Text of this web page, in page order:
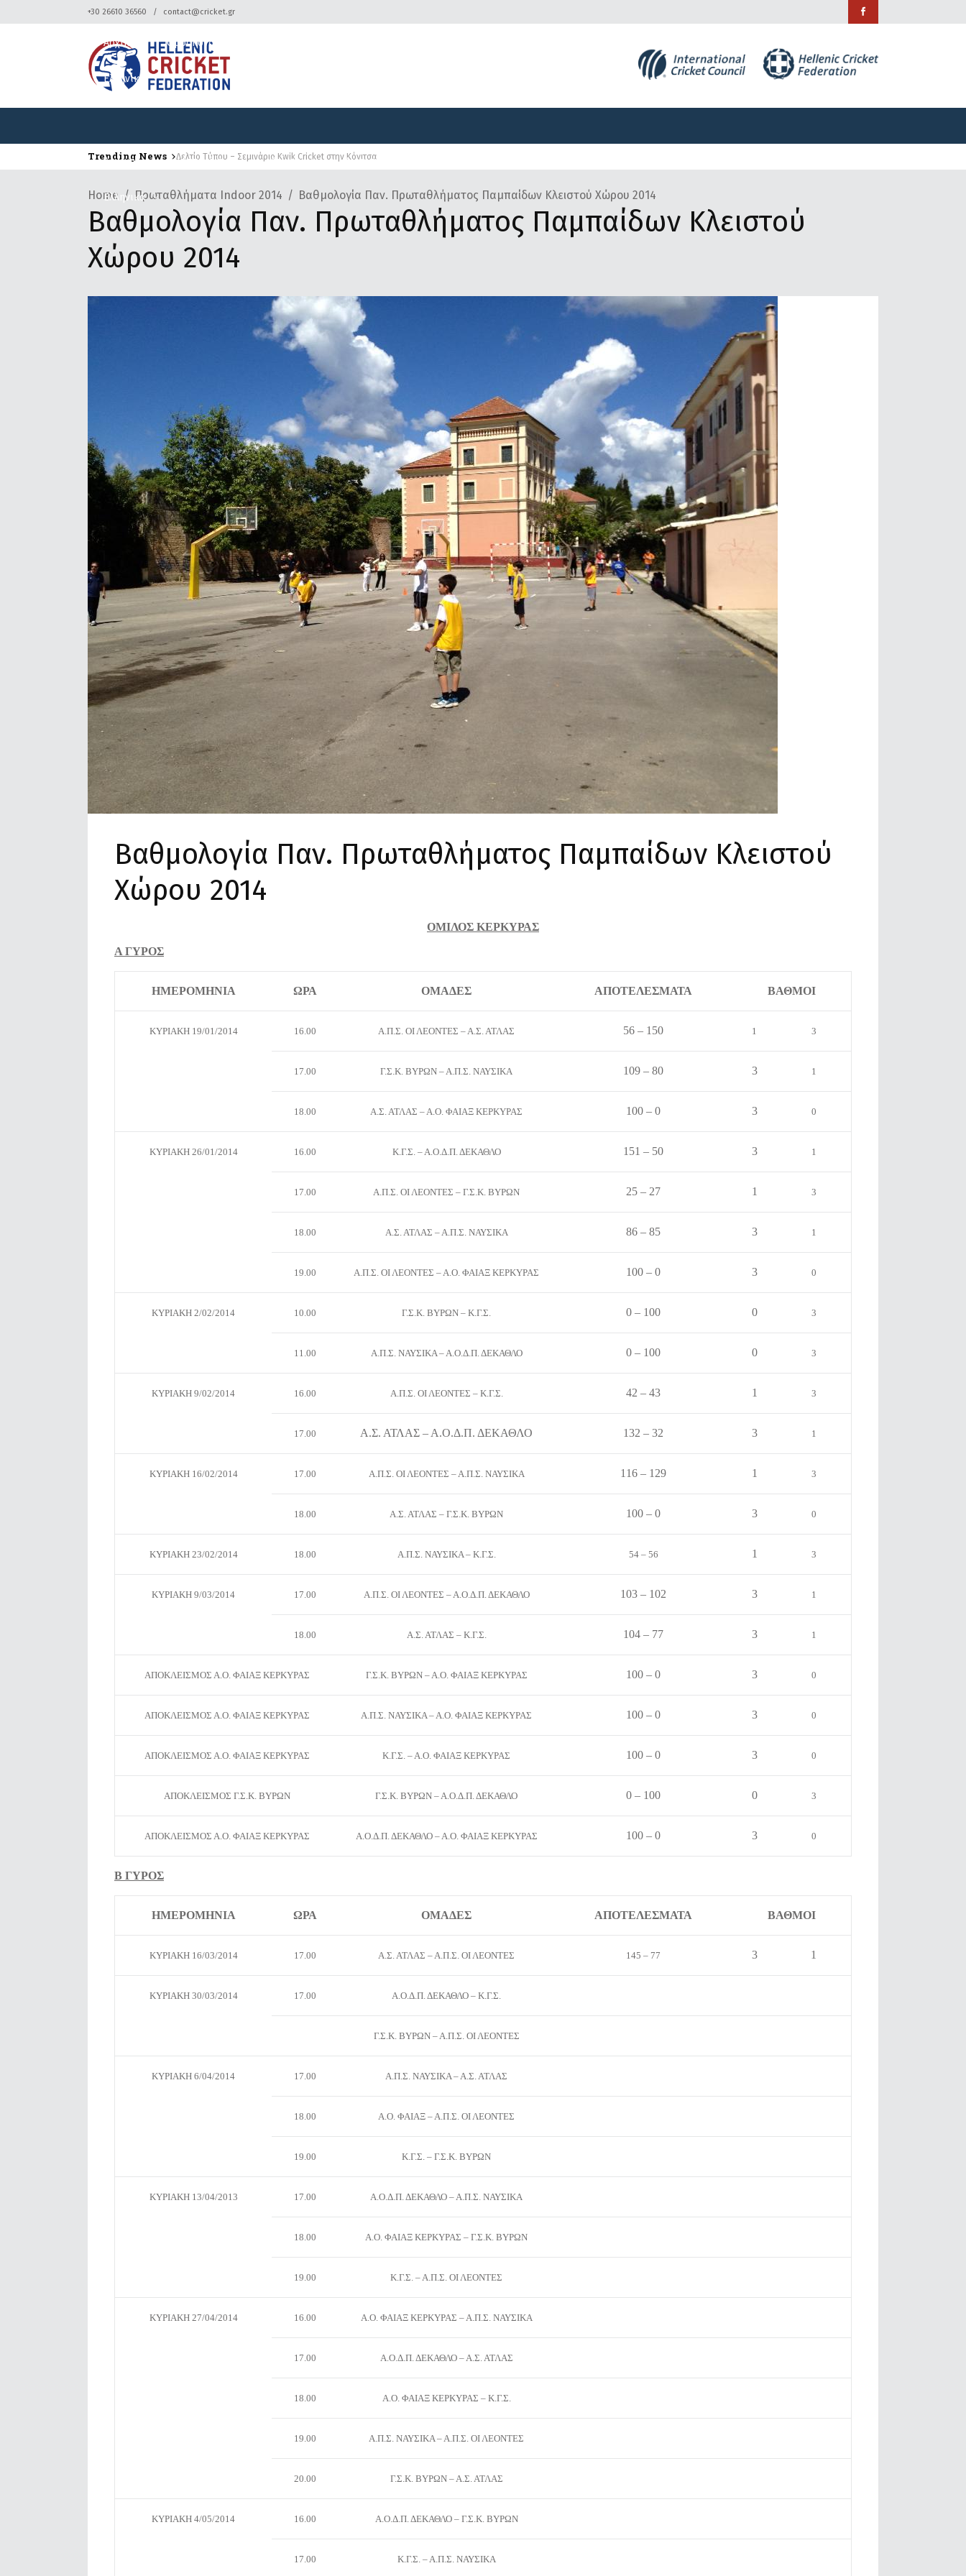
+30 26610 36560 contact@cricket.gr
Αρχική Ομοσπονδία Κρίκετ Διοργανώσεις
Ελληνικά
Αρχική Ομοσπονδία
Ελληνικά
Trending News Δελτίο Τύπου – Σεμινάριο Kwik Cricket στην Κόνιτσα
Δελτίο Τύπου – Τουρνουά Κρίκετ
Home Πρωταθλήματα Indoor 2014 Βαθμολογία Παν. Πρωταθλήματος Παμπαίδων Κλειστού Χώρου 2014
Βαθμολογία Παν. Πρωταθλήματος Παμπαίδων Κλειστού
Χώρου 2014
Βαθμολογία Παν. Πρωταθλήματος Παμπαίδων Κλειστού
Χώρου 2014
ΟΜΙΛΟΣ ΚΕΡΚΥΡΑΣ
Α ΓΥΡΟΣ
ΗΜΕΡΟΜΗΝΙΑ ΩΡΑ ΟΜΑΔΕΣ ΑΠΟΤΕΛΕΣΜΑΤΑ ΒΑΘΜΟΙ
ΚΥΡΙΑΚΗ 19/01/2014 16.00 Α.Π.Σ. ΟΙ ΛΕΟΝΤΕΣ – Α.Σ. ΑΤΛΑΣ 56 – 150 1 3
17.00 Γ.Σ.Κ. ΒΥΡΩΝ – Α.Π.Σ. ΝΑΥΣΙΚΑ 109 – 80 3 1
18.00 Α.Σ. ΑΤΛΑΣ – Α.Ο. ΦΑΙΑΞ ΚΕΡΚΥΡΑΣ 100 – 0 3 0
ΚΥΡΙΑΚΗ 26/01/2014 16.00 Κ.Γ.Σ. – Α.Ο.Δ.Π. ΔΕΚΑΘΛΟ 151 – 50 3 1
17.00 Α.Π.Σ. ΟΙ ΛΕΟΝΤΕΣ – Γ.Σ.Κ. ΒΥΡΩΝ 25 – 27 1 3
18.00 Α.Σ. ΑΤΛΑΣ – Α.Π.Σ. ΝΑΥΣΙΚΑ 86 – 85 3 1
19.00 Α.Π.Σ. ΟΙ ΛΕΟΝΤΕΣ – Α.Ο. ΦΑΙΑΞ ΚΕΡΚΥΡΑΣ 100 – 0 3 0
ΚΥΡΙΑΚΗ 2/02/2014 10.00 Γ.Σ.Κ. ΒΥΡΩΝ – Κ.Γ.Σ. 0 – 100 0 3
11.00 Α.Π.Σ. ΝΑΥΣΙΚΑ – Α.Ο.Δ.Π. ΔΕΚΑΘΛΟ 0 – 100 0 3
ΚΥΡΙΑΚΗ 9/02/2014 16.00 Α.Π.Σ. ΟΙ ΛΕΟΝΤΕΣ – Κ.Γ.Σ. 42 – 43 1 3
17.00 Α.Σ. ΑΤΛΑΣ – Α.Ο.Δ.Π. ΔΕΚΑΘΛΟ 132 – 32 3 1
ΚΥΡΙΑΚΗ 16/02/2014 17.00 Α.Π.Σ. ΟΙ ΛΕΟΝΤΕΣ – Α.Π.Σ. ΝΑΥΣΙΚΑ 116 – 129 1 3
18.00 Α.Σ. ΑΤΛΑΣ – Γ.Σ.Κ. ΒΥΡΩΝ 100 – 0 3 0
ΚΥΡΙΑΚΗ 23/02/2014 18.00 Α.Π.Σ. ΝΑΥΣΙΚΑ – Κ.Γ.Σ. 54 – 56 1 3
ΚΥΡΙΑΚΗ 9/03/2014 17.00 Α.Π.Σ. ΟΙ ΛΕΟΝΤΕΣ – Α.Ο.Δ.Π. ΔΕΚΑΘΛΟ 103 – 102 3 1
18.00 Α.Σ. ΑΤΛΑΣ – Κ.Γ.Σ. 104 – 77 3 1
ΑΠΟΚΛΕΙΣΜΟΣ Α.Ο. ΦΑΙΑΞ ΚΕΡΚΥΡΑΣ Γ.Σ.Κ. ΒΥΡΩΝ – Α.Ο. ΦΑΙΑΞ ΚΕΡΚΥΡΑΣ 100 – 0 3 0
ΑΠΟΚΛΕΙΣΜΟΣ Α.Ο. ΦΑΙΑΞ ΚΕΡΚΥΡΑΣ Α.Π.Σ. ΝΑΥΣΙΚΑ – Α.Ο. ΦΑΙΑΞ ΚΕΡΚΥΡΑΣ 100 – 0 3 0
ΑΠΟΚΛΕΙΣΜΟΣ Α.Ο. ΦΑΙΑΞ ΚΕΡΚΥΡΑΣ Κ.Γ.Σ. – Α.Ο. ΦΑΙΑΞ ΚΕΡΚΥΡΑΣ 100 – 0 3 0
ΑΠΟΚΛΕΙΣΜΟΣ Γ.Σ.Κ. ΒΥΡΩΝ Γ.Σ.Κ. ΒΥΡΩΝ – Α.Ο.Δ.Π. ΔΕΚΑΘΛΟ 0 – 100 0 3
ΑΠΟΚΛΕΙΣΜΟΣ Α.Ο. ΦΑΙΑΞ ΚΕΡΚΥΡΑΣ Α.Ο.Δ.Π. ΔΕΚΑΘΛΟ – Α.Ο. ΦΑΙΑΞ ΚΕΡΚΥΡΑΣ 100 – 0 3 0
Β ΓΥΡΟΣ
ΗΜΕΡΟΜΗΝΙΑ ΩΡΑ ΟΜΑΔΕΣ ΑΠΟΤΕΛΕΣΜΑΤΑ ΒΑΘΜΟΙ
ΚΥΡΙΑΚΗ 16/03/2014 17.00 Α.Σ. ΑΤΛΑΣ – Α.Π.Σ. ΟΙ ΛΕΟΝΤΕΣ 145 – 77 3 1
ΚΥΡΙΑΚΗ 30/03/2014 17.00 Α.Ο.Δ.Π. ΔΕΚΑΘΛΟ – Κ.Γ.Σ.
Γ.Σ.Κ. ΒΥΡΩΝ – Α.Π.Σ. ΟΙ ΛΕΟΝΤΕΣ
ΚΥΡΙΑΚΗ 6/04/2014 17.00 Α.Π.Σ. ΝΑΥΣΙΚΑ – Α.Σ. ΑΤΛΑΣ
18.00 Α.Ο. ΦΑΙΑΞ – Α.Π.Σ. ΟΙ ΛΕΟΝΤΕΣ
19.00 Κ.Γ.Σ. – Γ.Σ.Κ. ΒΥΡΩΝ
ΚΥΡΙΑΚΗ 13/04/2013 17.00 Α.Ο.Δ.Π. ΔΕΚΑΘΛΟ – Α.Π.Σ. ΝΑΥΣΙΚΑ
18.00 Α.Ο. ΦΑΙΑΞ ΚΕΡΚΥΡΑΣ – Γ.Σ.Κ. ΒΥΡΩΝ
19.00 Κ.Γ.Σ. – Α.Π.Σ. ΟΙ ΛΕΟΝΤΕΣ
ΚΥΡΙΑΚΗ 27/04/2014 16.00 Α.Ο. ΦΑΙΑΞ ΚΕΡΚΥΡΑΣ – Α.Π.Σ. ΝΑΥΣΙΚΑ
17.00 Α.Ο.Δ.Π. ΔΕΚΑΘΛΟ – Α.Σ. ΑΤΛΑΣ
18.00 Α.Ο. ΦΑΙΑΞ ΚΕΡΚΥΡΑΣ – Κ.Γ.Σ.
19.00 Α.Π.Σ. ΝΑΥΣΙΚΑ – Α.Π.Σ. ΟΙ ΛΕΟΝΤΕΣ
20.00 Γ.Σ.Κ. ΒΥΡΩΝ – Α.Σ. ΑΤΛΑΣ
ΚΥΡΙΑΚΗ 4/05/2014 16.00 Α.Ο.Δ.Π. ΔΕΚΑΘΛΟ – Γ.Σ.Κ. ΒΥΡΩΝ
17.00 Κ.Γ.Σ. – Α.Π.Σ. ΝΑΥΣΙΚΑ